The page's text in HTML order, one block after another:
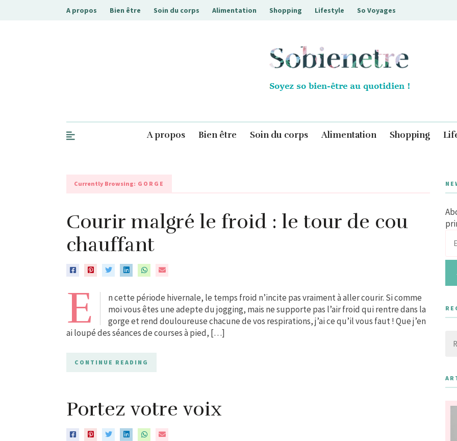
A propos Bien être Soin du corps Alimentation Shopping Lifestyle So Voyages
A propos Bien être Soin du corps Alimentation Shopping
Currently Browsing: GORGE
Courir malgré le froid : le tour de cou
chauffant
E
n cette période hivernale, le temps froid n’incite pas vraiment à aller courir. Si comme
moi vous êtes une adepte du jogging, mais ne supporte pas l’air froid qui rentre dans la
gorge et rend douloureuse chacune de vos respirations, j’ai ce qu’il vous faut ! Que j’en
ai loupé des séances de courses à pied, […]
CONTINUE READING
Portez votre voix